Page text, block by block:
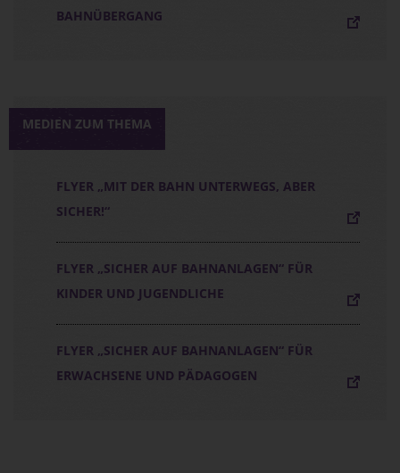
BAHNÜBERGANG
MEDIEN ZUM THEMA
FLYER „MIT DER BAHN UNTERWEGS, ABER
SICHER!“
FLYER „SICHER AUF BAHNANLAGEN“ FÜR
KINDER UND JUGENDLICHE
FLYER „SICHER AUF BAHNANLAGEN“ FÜR
ERWACHSENE UND PÄDAGOGEN